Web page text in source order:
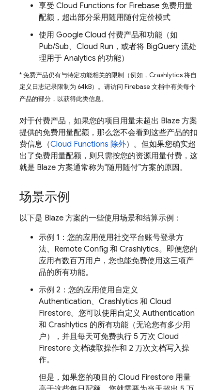
享受 Cloud Functions for Firebase 免费用量
配额，超出部分采用随用随付定价模式
使用 Google Cloud 付费产品和功能（如
Pub/Sub、 Cloud Run ，或者将 BigQuery 流处
理用于 Analytics 的功能）
* 免费产品仍有与特定功能相关的限制（例如， Crashlytics将自
定义日志记录限制为 64kB）。 请访问 Firebase 文档中有关每个
产品的部分，以获得此类信息。
对于付费产品，如果您的项目用量未超出 Blaze 方案
提供的免费用量配额，那么您不会看到这些产品的扣
费信息（Cloud Functions 除外）。但如果您确实超
出了免费用量配额，则只需按您的资源用量付费，这
就是 Blaze 方案通常称为“随用随付”方案的原因。
场景示例
以下是 Blaze 方案的一些使用场景和结算示例：
示例 1：您的应用使用社交平台账号登录方
法、 Remote Config 和 Crashlytics。即便您的
应用有数百万用户 ，您也能免费使用这三项产
品的所有功能。
示例 2：您的应用使用自定义
Authentication、 Crashlytics 和 Cloud
Firestore。您可以使用自定义 Authentication
和 Crashlytics 的所有功能（无论您有多少用
户），并且每天可免费执行 5 万次 Cloud
Firestore 文档读取操作和 2 万次文档写入操
作。
但是，如果您的项目的 Cloud Firestore 用量